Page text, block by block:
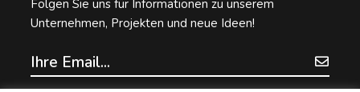
Folgen Sie uns für Informationen zu unserem
Unternehmen, Projekten und neue Ideen!